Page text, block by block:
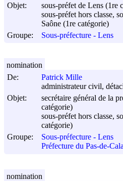
Objet:
sous-préfet de Lens (1re
sous-préfet hors classe,
Saône (1re catégorie)
Groupe:
Sous-préfecture - Lens
De:
Patrick Mille
administrateur civil,
Objet:
secrétaire général de la
catégorie)
sous-préfet hors classe,
catégorie)
Groupe:
Sous-préfecture - Lens
Préfecture du Pas-de-
nomination
nomination